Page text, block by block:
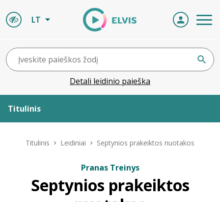
LT
Detali leidinio paieška
Titulinis
ELVIS atvyksta
Titulinis Leidiniai Septynios prakeiktos nuotakos
Pranas Treinys
Septynios prakeiktos